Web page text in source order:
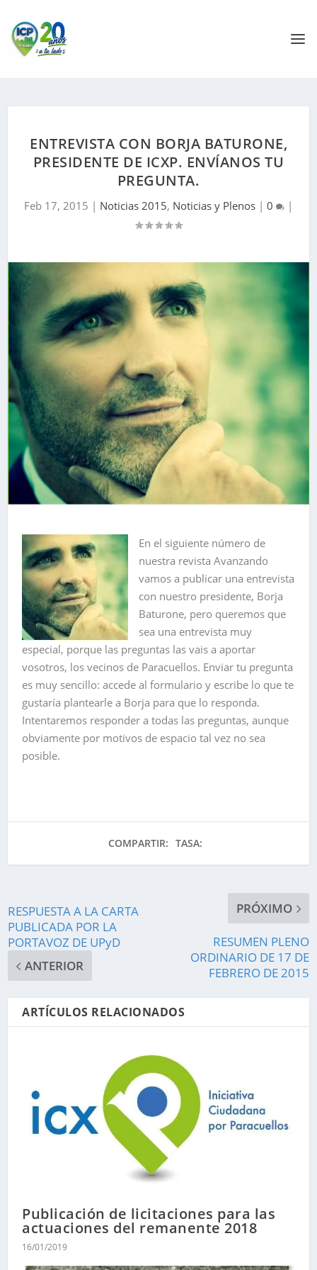
ENTREVISTA CON BORJA BATURONE,
PRESIDENTE DE ICXP. ENVÍANOS TU
PREGUNTA.
Feb 17, 2015 | Noticias 2015, Noticias y Plenos | 0 |
En el siguiente número de
nuestra revista Avanzando
vamos a publicar una entrevista
con nuestro presidente, Borja
Baturone, pero queremos que
sea una entrevista muy
especial, porque las preguntas las vais a aportar
vosotros, los vecinos de Paracuellos. Enviar tu pregunta
es muy sencillo: accede al formulario y escribe lo que te
gustaría plantearle a Borja para que lo responda.
Intentaremos responder a todas las preguntas, aunque
obviamente por motivos de espacio tal vez no sea
posible.
COMPARTIR: TASA:
RESPUESTA A LA CARTA
PUBLICADA POR LA
PORTAVOZ DE UPyD
ANTERIOR
PRÓXIMO
RESUMEN PLENO
ORDINARIO DE 17 DE
FEBRERO DE 2015
ARTÍCULOS RELACIONADOS
Publicación de licitaciones para las
actuaciones del remanente 2018
16/01/2019